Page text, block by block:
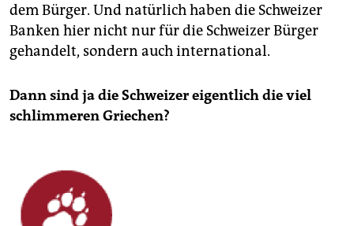
dem Bürger. Und natürlich haben die Schweizer
Banken hier nicht nur für die Schweizer Bürger
gehandelt, sondern auch international.
Dann sind ja die Schweizer eigentlich die viel
schlimmeren Griechen?